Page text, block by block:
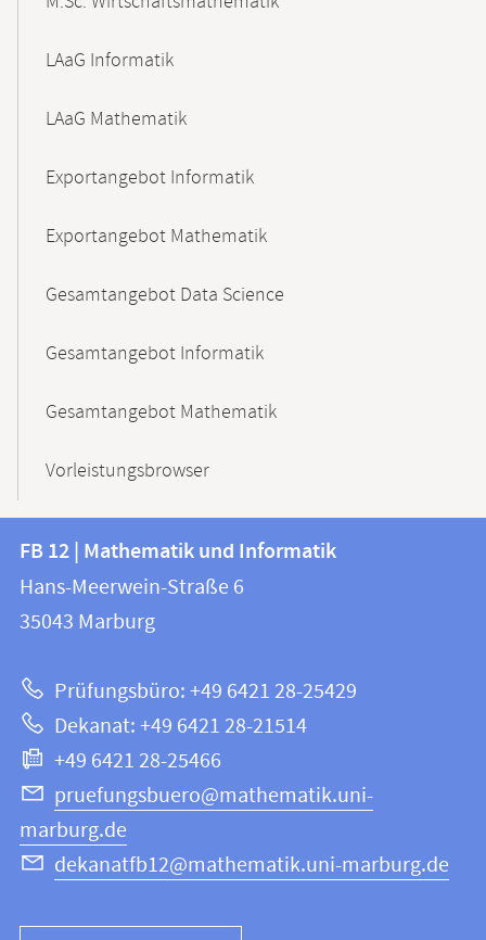
LAaG Informatik
LAaG Mathematik
Exportangebot Informatik
Exportangebot Mathematik
Gesamtangebot Data Science
Gesamtangebot Informatik
Gesamtangebot Mathematik
Vorleistungsbrowser
Kontakt
und
Informationen
Website
FB
12
|
und
Informatik
FB 12 | Mathematik und Informatik
Hans-Meerwein-Straße 6
35043 Marburg
Prüfungsbüro: +49 6421 28-25429
Dekanat: +49 6421 28-21514
+49 6421 28-25466
pruefungsbuero@mathematik.uni-
marburg.de
dekanatfb12@mathematik.uni-marburg.de